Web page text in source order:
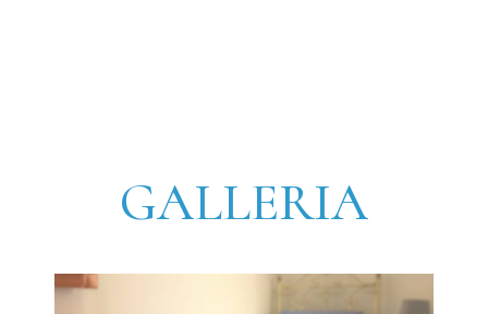
GALLERIA